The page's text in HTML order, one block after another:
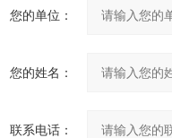
您的单位：
您的姓名：
联系电话：